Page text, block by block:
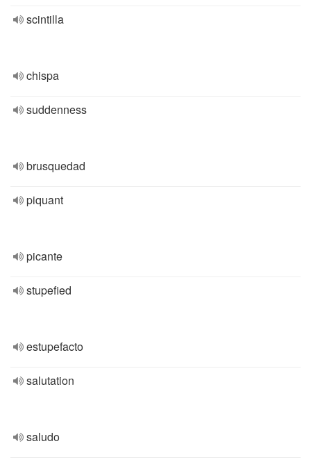
scintilla
chispa
suddenness
brusquedad
piquant
picante
stupefied
estupefacto
salutation
saludo